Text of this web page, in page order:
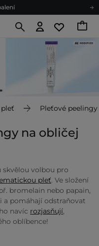
pleť Pleťové peelingy
na obličej
skvělou volbou pro
pleť. Ve složení
bromelain nebo papain,
pomáhají odstraňovat
navíc rozjasňují,
oblíbence!